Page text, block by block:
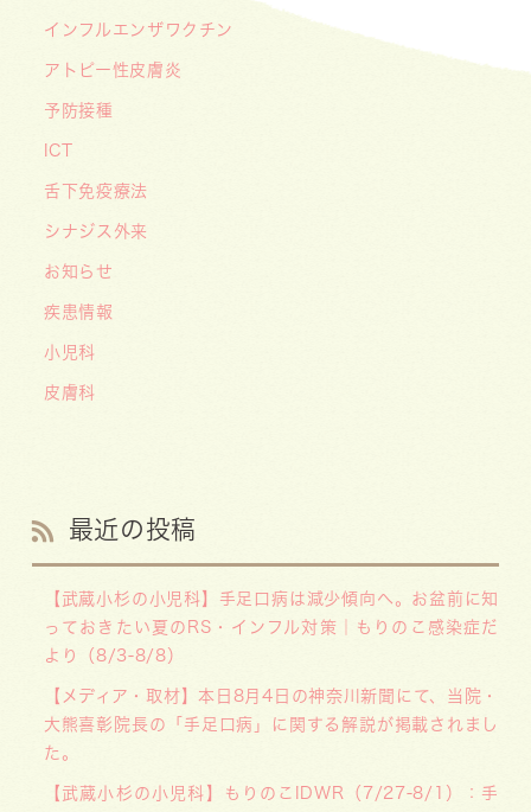
インフルエンザワクチン
アトピー性皮膚炎
予防接種
ICT
舌下免疫療法
シナジス外来
お知らせ
疾患情報
小児科
皮膚科
最近の投稿
【武蔵小杉の小児科】手足口病は減少傾向へ。お盆前に知
っておきたい夏のRS・インフル対策｜もりのこ感染症だ
より（8/3-8/8）
【メディア・取材】本日8月4日の神奈川新聞にて、当院・
大熊喜彰院長の「手足口病」に関する解説が掲載されまし
た。
【武蔵小杉の小児科】もりのこIDWR（7/27-8/1）：手